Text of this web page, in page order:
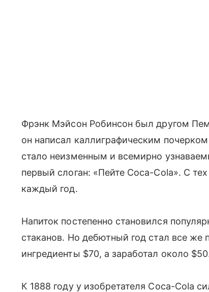
Фрэнк Мэйсон Робинсон был другом
он написал каллиграфическим
стало неизменным и всемирно
первый слоган: «Пейте Coca-Cola». С
каждый год.
Напиток постепенно становился
стаканов. Но дебютный год стал все
ингредиенты $70, а заработал около
К 1888 году у изобретателя Coca-Cola